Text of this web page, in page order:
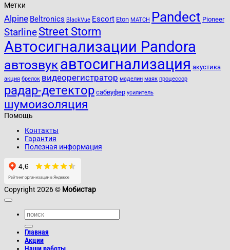
Метки
Alpine Beltronics BlackVue Escort Eton MATCH Pandect Pioneer
StarlineStreet Storm
Автосигнализации Pandora
автозвукавтосигнализация акустика
акция брелок видеорегистратор маделин маяк процессор
радар-детектор сабвуфер усилитель
шумоизоляция
Помощь
Контакты
Гарантия
Полезная информация
Copyright 2026 © Мобистар
Главная
Акции
Наши работы